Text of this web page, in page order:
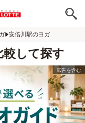
安倍川駅のヨガ
較して探す